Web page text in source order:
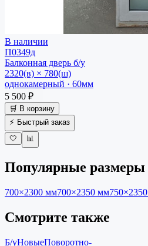
В наличии
П0349д
Балконная дверь б/у
2320(в) × 780(ш)
однокамерный · 60мм
5 500 ₽
🛒 В корзину
⚡ Быстрый заказ
🤍
📊
Популярные размеры
700×2300 мм700×2350 мм750×2350
Смотрите также
Б/уНовыеПоворотно-